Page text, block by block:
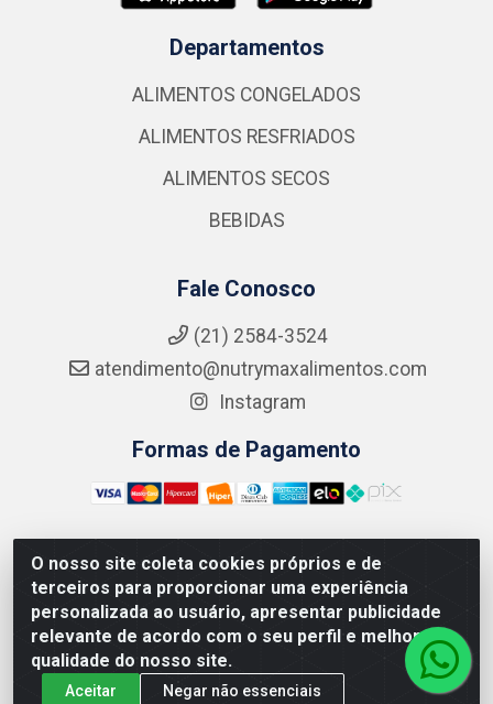
O nosso site coleta cookies próprios e de
terceiros para proporcionar uma experiência
personalizada ao usuário, apresentar publicidade
relevante de acordo com o seu perfil e melhorar a
qualidade do nosso site.
Aceitar Negar não essenciais
Departamentos
ALIMENTOS CONGELADOS
ALIMENTOS RESFRIADOS
ALIMENTOS SECOS
BEBIDAS
Fale Conosco
(21) 2584-3524
atendimento@nutrymaxalimentos.com
Instagram
Formas de Pagamento
NUTRY MAX COMÉRCIO DE PRODUTOS ALIMENTICIOS
LTDA - RUA DO FEIJÃO, 721 PENHA CIRCULAR/RJ -
CNPJ: 15.796.122/0001-03